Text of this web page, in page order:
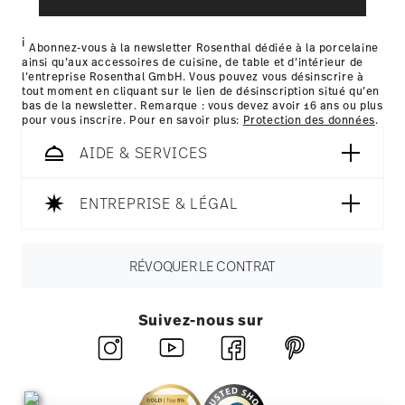
les détails pour chaque pays de livraison
ici
i Abonnez-vous à la newsletter Rosenthal dédiée à la porcelaine
ainsi qu’aux accessoires de cuisine, de table et d’intérieur de
l’entreprise Rosenthal GmbH. Vous pouvez vous désinscrire à
tout moment en cliquant sur le lien de désinscription situé qu’en
bas de la newsletter. Remarque : vous devez avoir 16 ans ou plus
pour vous inscrire. Pour en savoir plus: Protection des données.
AIDE & SERVICES
ENTREPRISE & LÉGAL
RÉVOQUER LE CONTRAT
Suivez-nous sur